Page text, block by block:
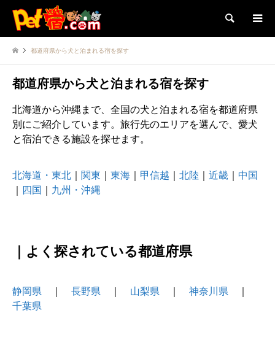
検索
都道府県から犬と泊まれる宿を探す
都道府県から犬と泊まれる宿を探す
北海道から沖縄まで、全国の犬と泊まれる宿を都道府県
別にご紹介しています。旅行先のエリアを選んで、愛犬
と宿泊できる施設を探せます。
北海道・東北 関東 東海 甲信越 北陸 近畿
中国
四国 九州・沖縄
｜よく探されている都道府県
静岡県 長野県 山梨県 神奈川県
千葉県